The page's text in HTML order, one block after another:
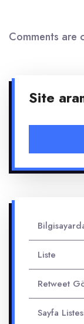
Comments are
Site
Liste
Retweet
Sayfa